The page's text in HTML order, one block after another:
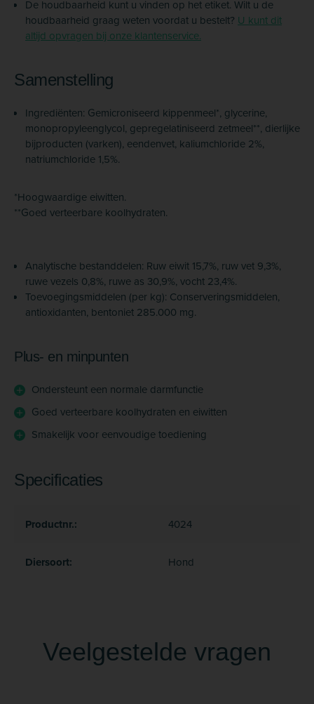
De houdbaarheid kunt u vinden op het etiket. Wilt u de
houdbaarheid graag weten voordat u bestelt? U kunt dit
altijd opvragen bij onze klantenservice.
Samenstelling
Ingrediënten: Gemicroniseerd kippenmeel*, glycerine,
monopropyleenglycol, gepregelatiniseerd zetmeel**, dierlijke
bijproducten (varken), eendenvet, kaliumchloride 2%,
natriumchloride 1,5%.
*Hoogwaardige eiwitten.
**Goed verteerbare koolhydraten.
Analytische bestanddelen: Ruw eiwit 15,7%, ruw vet 9,3%,
ruwe vezels 0,8%, ruwe as 30,9%, vocht 23,4%.
Toevoegingsmiddelen (per kg): Conserveringsmiddelen,
antioxidanten, bentoniet 285.000 mg.
Plus- en minpunten
Ondersteunt een normale darmfunctie
Goed verteerbare koolhydraten en eiwitten
Smakelijk voor eenvoudige toediening
Specificaties
Productnr.: 4024
Diersoort: Hond
Veelgestelde vragen